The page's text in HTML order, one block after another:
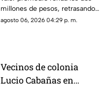
millones de pesos, retrasando
considerablemente la edad en
agosto 06, 2026 04:29 p. m.
Vecinos de colonia
Lucio Cabañas en